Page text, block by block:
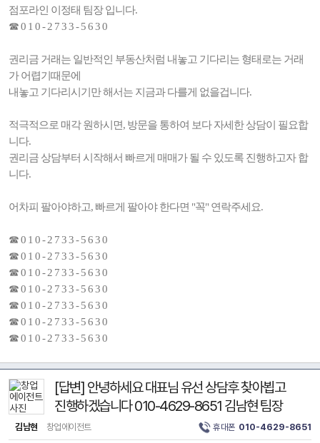
점포라인 이정태 팀장 입니다.
☎ 0 1 0 - 2 7 3 3 - 5 6 3 0
권리금 거래는 일반적인 부동산처럼 내놓고 기다리는 형태로는 거래
가 어렵기때문에
내놓고 기다리시기만 해서는 지금과 다를게 없을겁니다.
적극적으로 매각 원하시면, 방문을 통하여 보다 자세한 상담이 필요합
니다.
권리금 상담부터 시작해서 빠르게 매매가 될 수 있도록 진행하고자 합
니다.
어차피 팔아야하고, 빠르게 팔아야 한다면 "꼭" 연락주세요.
☎ 0 1 0 - 2 7 3 3 - 5 6 3 0
☎ 0 1 0 - 2 7 3 3 - 5 6 3 0
☎ 0 1 0 - 2 7 3 3 - 5 6 3 0
☎ 0 1 0 - 2 7 3 3 - 5 6 3 0
☎ 0 1 0 - 2 7 3 3 - 5 6 3 0
☎ 0 1 0 - 2 7 3 3 - 5 6 3 0
☎ 0 1 0 - 2 7 3 3 - 5 6 3 0
[답변] 안녕하세요 대표님 유선 상담후 찾아뵙고
진행하겠습니다 010-4629-8651 김남현 팀장
김남현 창업에이전트 휴대폰 010-4629-8651